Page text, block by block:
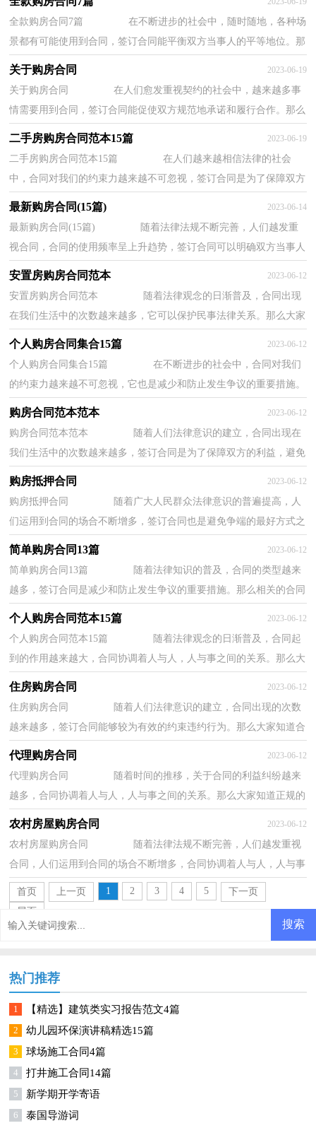
全款购房合同7篇 在不断进步的社会中，随时随地，各种场
景都有可能使用到合同，签订合同能平衡双方当事人的平等地位。那
么一份详细的合同要怎么写呢？以下是小编帮...
关于购房合同 2023-06-19
关于购房合同 在人们愈发重视契约的社会中，越来越多事
情需要用到合同，签订合同能促使双方规范地承诺和履行合作。那么
常见的合同书是什么样的呢？下面是小编整理...
二手房购房合同范本15篇 2023-06-19
二手房购房合同范本15篇 在人们越来越相信法律的社会
中，合同对我们的约束力越来越不可忽视，签订合同是为了保障双方
的利益，避免不必要的争端。知道吗，写合同可是...
最新购房合同(15篇) 2023-06-14
最新购房合同(15篇) 随着法律法规不断完善，人们越发重
视合同，合同的使用频率呈上升趋势，签订合同可以明确双方当事人
的权利和义务。那么制定合同书有什么需要注...
安置房购房合同范本 2023-06-12
安置房购房合同范本 随着法律观念的日渐普及，合同出现
在我们生活中的次数越来越多，它可以保护民事法律关系。那么大家
知道合法的合同书怎么写吗？以下是小编为大...
个人购房合同集合15篇 2023-06-12
个人购房合同集合15篇 在不断进步的社会中，合同对我们
的约束力越来越不可忽视，它也是减少和防止发生争议的重要措施。
那么一般合同是怎么起草的呢？以下是小编整...
购房合同范本范本 2023-06-12
购房合同范本范本 随着人们法律意识的建立，合同出现在
我们生活中的次数越来越多，签订合同是为了保障双方的利益，避免
不必要的争端。那么一份详细的合同要怎么写...
购房抵押合同 2023-06-12
购房抵押合同 随着广大人民群众法律意识的普遍提高，人
们运用到合同的场合不断增多，签订合同也是避免争端的最好方式之
一。那么合同要怎么拟定？想必这让大家都很...
简单购房合同13篇 2023-06-12
简单购房合同13篇 随着法律知识的普及，合同的类型越来
越多，签订合同是减少和防止发生争议的重要措施。那么相关的合同
到底怎么写呢？以下是小编收集整理的简单购...
个人购房合同范本15篇 2023-06-12
个人购房合同范本15篇 随着法律观念的日渐普及，合同起
到的作用越来越大，合同协调着人与人，人与事之间的关系。那么大
家知道正规的合同书怎么写吗？下面是小编为大...
住房购房合同 2023-06-12
住房购房合同 随着人们法律意识的建立，合同出现的次数
越来越多，签订合同能够较为有效的约束违约行为。那么大家知道合
同的格式吗？以下是小编精心整理的住房购房...
代理购房合同 2023-06-12
代理购房合同 随着时间的推移，关于合同的利益纠纷越来
越多，合同协调着人与人，人与事之间的关系。那么大家知道正规的
合同书怎么写吗？下面是小编为大家收集的代理...
农村房屋购房合同 2023-06-12
农村房屋购房合同 随着法律法规不断完善，人们越发重视
合同，人们运用到合同的场合不断增多，合同协调着人与人，人与事
之间的关系。那么大家知道合同的格式吗？下面是...
首页 上一页 1 2 3 4 5
下一页
尾页
热门推荐
1 【精选】建筑类实习报告范文4篇
2 幼儿园环保演讲稿精选15篇
3 球场施工合同4篇
4 打井施工合同14篇
5 新学期开学寄语
6 泰国导游词